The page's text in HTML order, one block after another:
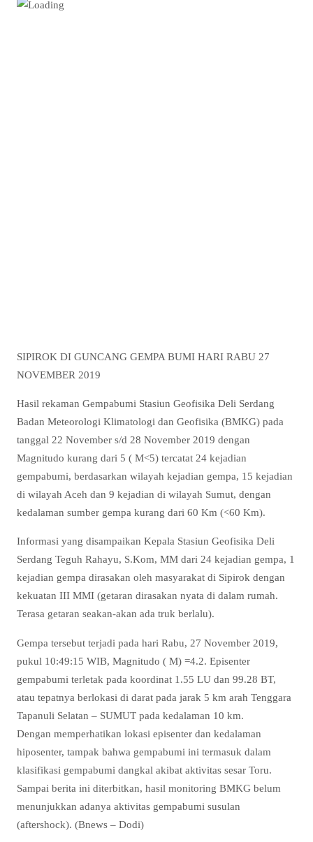
SIPIROK DI GUNCANG GEMPA BUMI HARI RABU 27
NOVEMBER 2019
Hasil rekaman Gempabumi Stasiun Geofisika Deli Serdang
Badan Meteorologi Klimatologi dan Geofisika (BMKG) pada
tanggal 22 November s/d 28 November 2019 dengan
Magnitudo kurang dari 5 ( M<5) tercatat 24 kejadian
gempabumi, berdasarkan wilayah kejadian gempa, 15 kejadian
di wilayah Aceh dan 9 kejadian di wilayah Sumut, dengan
kedalaman sumber gempa kurang dari 60 Km (<60 Km).
Informasi yang disampaikan Kepala Stasiun Geofisika Deli
Serdang Teguh Rahayu, S.Kom, MM dari 24 kejadian gempa, 1
kejadian gempa dirasakan oleh masyarakat di Sipirok dengan
kekuatan III MMI (getaran dirasakan nyata di dalam rumah.
Terasa getaran seakan-akan ada truk berlalu).
Gempa tersebut terjadi pada hari Rabu, 27 November 2019,
pukul 10:49:15 WIB, Magnitudo ( M) =4.2. Episenter
gempabumi terletak pada koordinat 1.55 LU dan 99.28 BT,
atau tepatnya berlokasi di darat pada jarak 5 km arah Tenggara
Tapanuli Selatan – SUMUT pada kedalaman 10 km.
Dengan memperhatikan lokasi episenter dan kedalaman
hiposenter, tampak bahwa gempabumi ini termasuk dalam
klasifikasi gempabumi dangkal akibat aktivitas sesar Toru.
Sampai berita ini diterbitkan, hasil monitoring BMKG belum
menunjukkan adanya aktivitas gempabumi susulan
(aftershock). (Bnews – Dodi)